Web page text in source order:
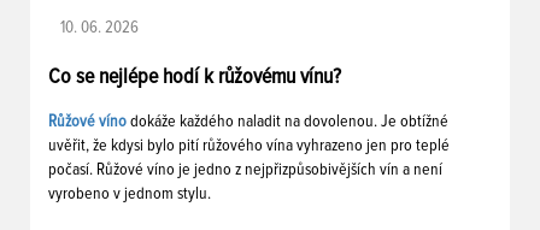
10. 06. 2026
Co se nejlépe hodí k růžovému vínu?
Růžové víno dokáže každého naladit na dovolenou. Je obtížné
uvěřit, že kdysi bylo pití růžového vína vyhrazeno jen pro teplé
počasí. Růžové víno je jedno z nejpřizpůsobivějších vín a není
vyrobeno v jednom stylu.